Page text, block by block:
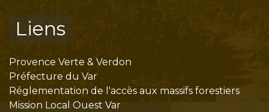
Liens
Provence Verte & Verdon
Préfecture du Var
Réglementation de l'accès aux massifs forestiers
Mission Local Ouest Var